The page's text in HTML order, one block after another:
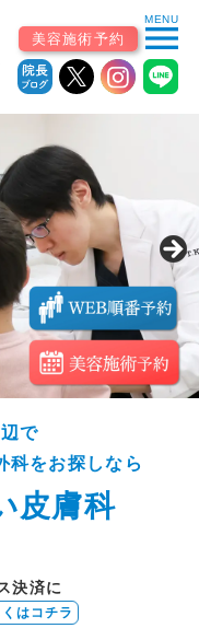
MENU
menu
美容施術予約
で
科をお探しなら
皮膚科
決済に
はコチラ
▼
膚科・自由診療
ギー科